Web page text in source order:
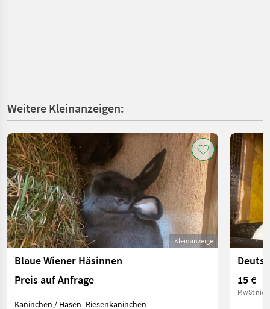
Weitere Kleinanzeigen:
Kleinanzeige
Blaue Wiener Häsinnen
Preis auf Anfrage
Kaninchen / Hasen- Riesenkaninchen
15 €
MwSt